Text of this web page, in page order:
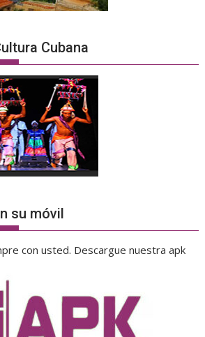
Cubana
su móvil
con usted. Descargue nuestra apk